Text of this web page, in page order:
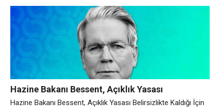
altyapısındaki güvenlik açıklarını açığa çıkardı ve kredi
protokolleri genelinde zincirleme etkilerle ilgili endişeleri artırdı.
Soruşturmalar halen devam ederken, ilk analizler saldırının
Hazine Bakanı Bessent, Açıklık Yasası
Belirsizlikte Kaldığı İçin Kripto Endüstrisini
Hazine Bakanı Bessent, Açıklık Yasası Belirsizlikte Kaldığı İçin